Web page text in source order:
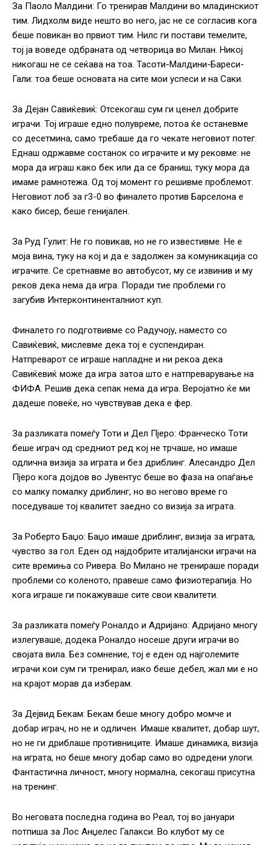
За Паоло Малдини: Го тренирав Малдини во младинскиот
тим. Лидхолм виде нешто во него, јас не се согласив кога
беше повикан во првиот тим. Нилс ги постави темелите,
тој ја воведе одбраната од четворица во Милан. Никој
никогаш не се сеќава на тоа. Тасоти-Малдини-Бареси-
Гали: тоа беше основата на сите мои успеси и на Саки.
За Дејан Савиќевиќ: Отсекогаш сум ги ценел добрите
играчи. Тој играше едно полувреме, потоа ќе останевме
со десетмина, само требаше да го чекате неговиот потег.
Еднаш одржавме состанок со играчите и му рековме: не
мора да играш како бек или да се браниш, туку мора да
имаме рамнотежа. Од тој момент го решивме проблемот.
Неговиот лоб за г3-0 во финалето против Барселона е
како бисер, беше генијален.
За Руд Гулит: Не го повикав, но не го известивме. Не е
моја вина, туку на кој и да е задолжен за комуникација со
играчите. Се сретнавме во автобусот, му се извинив и му
реков дека нема да игра. Поради тие проблеми го
загубив Интерконтиненталниот куп.
Финалето го подготвивме со Радучоју, наместо со
Савиќевиќ, мислевме дека тој е суспендиран.
Натпреварот се играше напладне и ни рекоа дека
Савиќевиќ може да игра затоа што е натпреварување на
ФИФА. Решив дека сепак нема да игра. Веројатно ќе ми
дадеше повеќе, но чувствував дека е фер.
За разликата помеѓу Тоти и Дел Пјеро: Франческо Тоти
беше играч од средниот ред кој не трчаше, но имаше
одлична визија за играта и без дриблинг. Алесандро Дел
Пјеро кога дојдов во Јувентус беше во фаза на опаѓање
со малку помалку дриблинг, но во негово време го
поседуваше тој квалитет заедно со визија за играта.
За Роберто Баџо: Баџо имаше дриблинг, визија за играта,
чувство за гол. Еден од најдобрите италијански играчи на
сите времиња со Ривера. Во Милано не тренираше поради
проблеми со коленото, правеше само физиотерапија. Но
кога играше ги покажуваше сите свои квалитети.
За разликата помеѓу Роналдо и Адријано: Адријано многу
излегуваше, додека Роналдо носеше други играчи во
својата вила. Без сомнение, тој е еден од најголемите
играчи кои сум ги тренирал, иако беше дебел, жал ми е но
на крајот морав да изберам.
За Дејвид Бекам: Бекам беше многу добро момче и
добар играч, но не и одличен. Имаше квалитет, добар шут,
но не ги дриблаше противниците. Имаше динамика, визија
на играта, но беше многу добар само во одредени улоги.
Фантастична личност, многу нормална, секогаш присутна
на тренинг.
Во неговата последна година во Реал, тој во јануари
потпиша за Лос Анџелес Галакси. Во клубот му се